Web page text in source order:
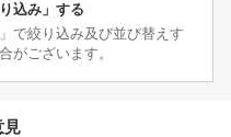
込み」する
で絞り込み及び並び替えす
がございます。
見